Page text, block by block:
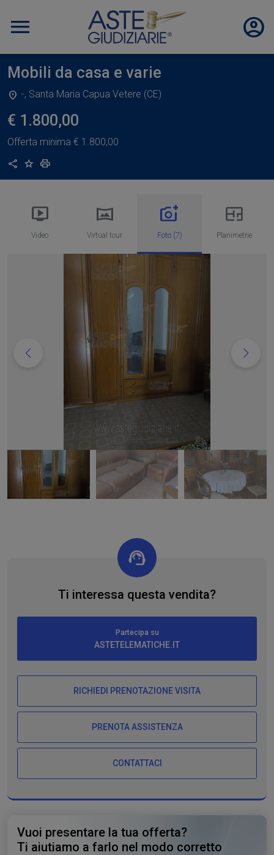
Mobili da casa e varie
-, Santa Maria Capua Vetere (CE)
€ 1.800,00
Offerta minima € 1.800,00
CondividiAggiungi ai preferiti
Stampa
Video Virtual tour Foto (7) Planimetrie
Ti interessa questa vendita?
Partecipa su
ASTETELEMATICHE.IT
RICHIEDI PRENOTAZIONE VISITA
PRENOTA ASSISTENZA
CONTATTACI
Vuoi presentare la tua offerta?
Ti aiutiamo a farlo nel modo corretto